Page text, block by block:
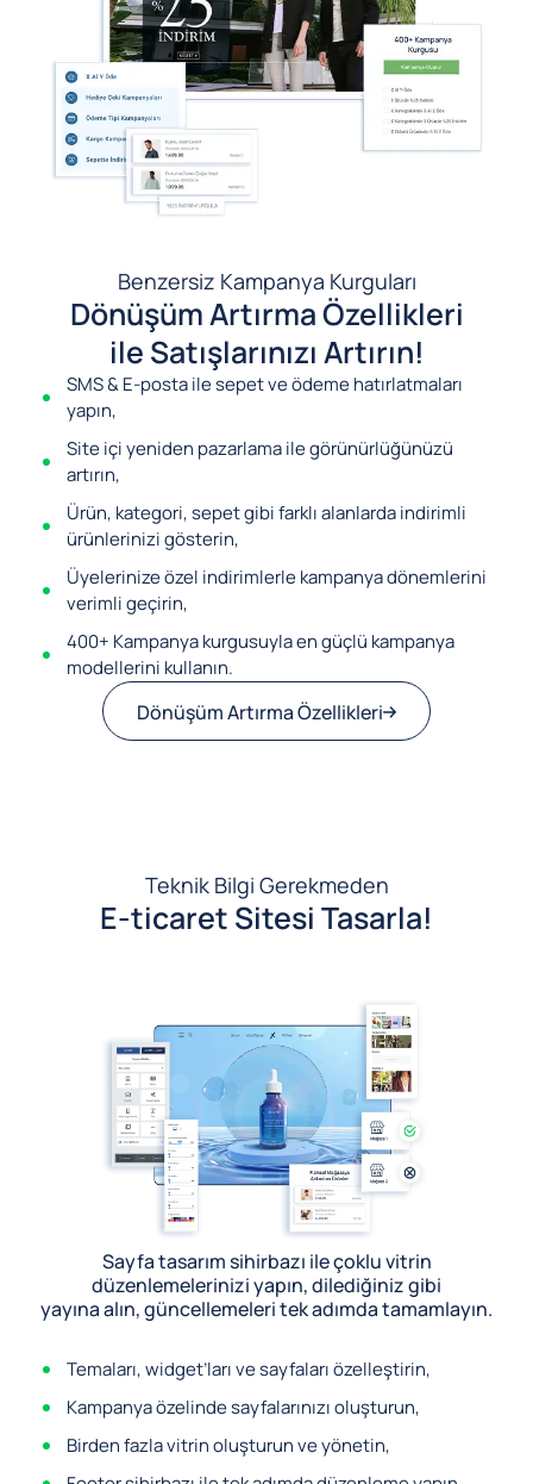
Benzersiz Kampanya Kurguları
Dönüşüm Artırma Özellikleri
ile Satışlarınızı Artırın!
SMS & E-posta ile sepet ve ödeme hatırlatmaları
yapın,
Site içi yeniden pazarlama ile görünürlüğünüzü
artırın,
Ürün, kategori, sepet gibi farklı alanlarda indirimli
ürünlerinizi gösterin,
Üyelerinize özel indirimlerle kampanya dönemlerini
verimli geçirin,
400+ Kampanya kurgusuyla en güçlü kampanya
modellerini kullanın.
Dönüşüm Artırma Özellikleri
Teknik Bilgi Gerekmeden
E-ticaret Sitesi Tasarla!
Sayfa tasarım sihirbazı ile çoklu vitrin
düzenlemelerinizi yapın, dilediğiniz gibi
yayına alın, güncellemeleri tek adımda tamamlayın.
Temaları, widget’ları ve sayfaları özelleştirin,
Kampanya özelinde sayfalarınızı oluşturun,
Birden fazla vitrin oluşturun ve yönetin,